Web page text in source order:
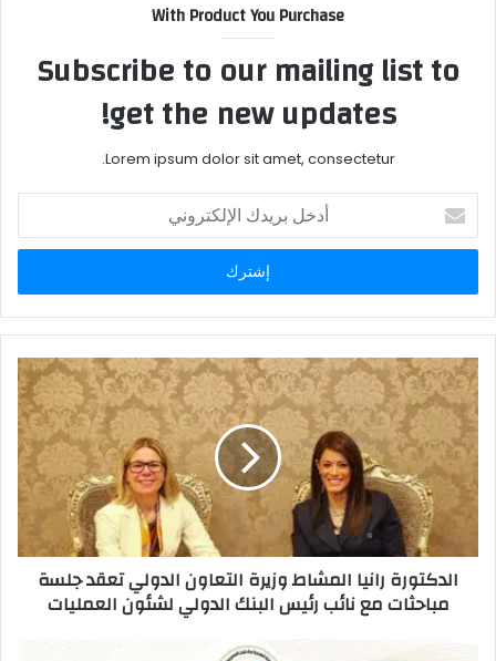
With Product You Purchase
Subscribe to our mailing list to
get the new updates!
Lorem ipsum dolor sit amet, consectetur.
أدخل
بريدك
الإلكتروني
الدكتورة رانيا المشاط وزيرة التعاون الدولي تعقد جلسة
مباحثات مع نائب رئيس البنك الدولي لشئون العمليات